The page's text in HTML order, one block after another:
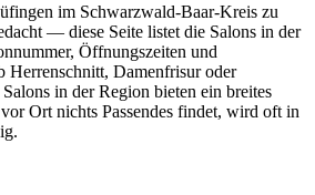
im Schwarzwald-Baar-Kreis zu
— diese Seite listet die Salons in der
Öffnungszeiten und
Herrenschnitt, Damenfrisur oder
in der Region bieten ein breites
Ort nichts Passendes findet, wird oft in